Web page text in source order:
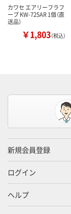
カワセ エアリーフラフ
ープ KW-725AR 1個（直
送品）
￥1,803（税込）
新規会員登録
ログイン
ヘルプ